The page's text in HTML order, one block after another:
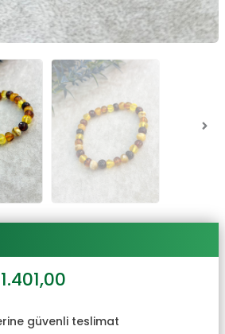
1.401,00
fiyat:
güvenli teslimat